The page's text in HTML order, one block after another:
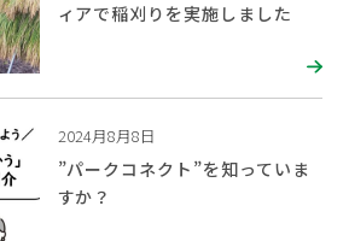
ィアで稲刈りを実施しました
2024月8月8日
”パークコネクト”を知っていま
すか？